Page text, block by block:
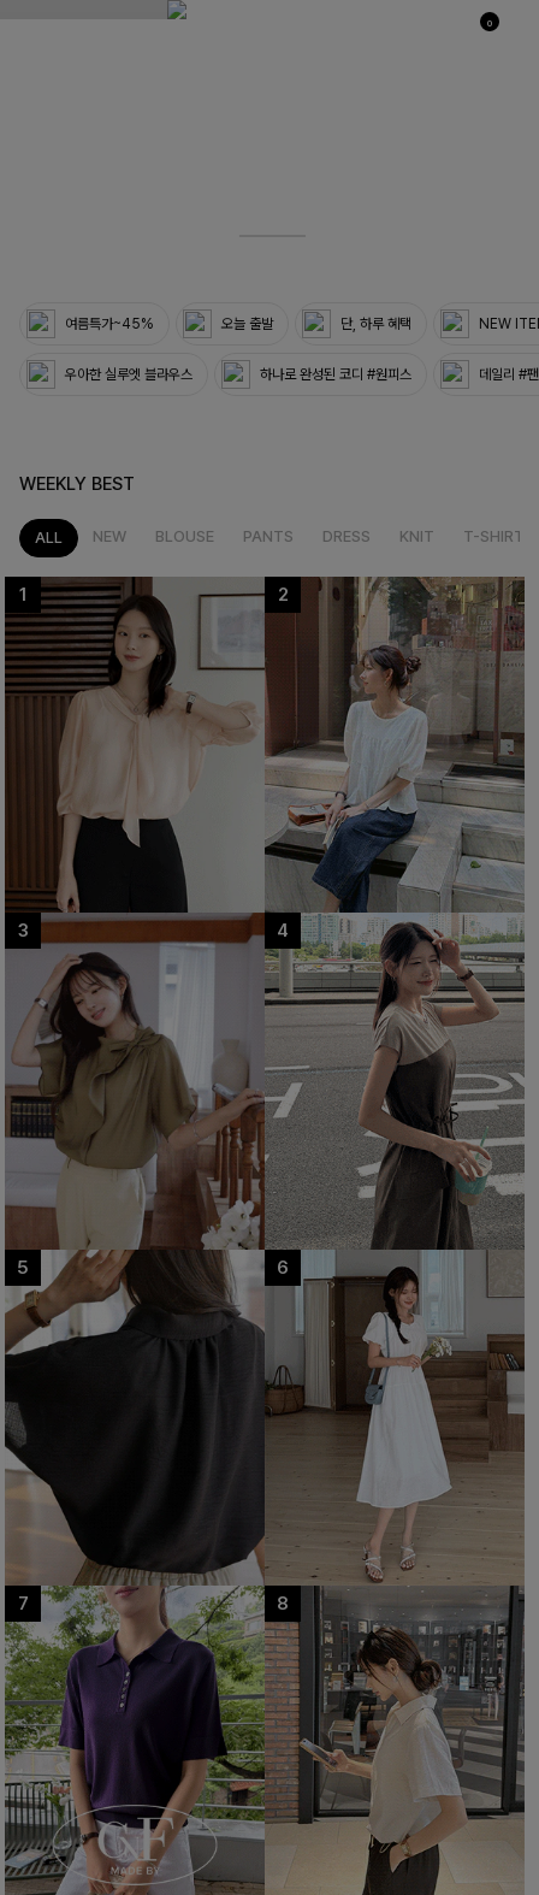
0
여름특가~45% 오늘 출발 단, 하루 혜택 NEW
우아한 실루엣 블라우스 하나로 완성된 코디 #원피스 데일리 #
WEEKLY BEST
ALL NEW BLOUSE PANTS DRESS KNIT T-SHIRT